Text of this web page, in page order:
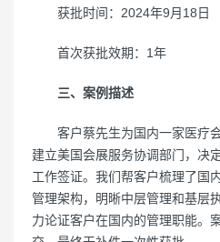
获批时间：2024年9月18日
首次获批效期：1年
三、案例描述
客户蔡先生为国内一家医疗
建立美国会展服务协调部门，决
工作签证。我们帮客户梳理了国
管理架构，明晰中层管理和基层
力论证客户在国内的管理职能。